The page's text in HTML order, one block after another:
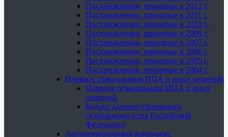
Постановления, принятые в 2012 г.
Постановления, принятые в 2011 г.
Постановления, принятые в 2010 г.
Постановления, принятые в 2009 г.
Постановления, принятые в 2007 г.
Постановления, принятые в 2006 г.
Постановления, принятые в 2005 г.
Постановления, принятые в 2004 г.
Порядок обжалования НПА и иных решений
Порядок обжалования НПА и иных
решений
Кодекс административного
судопроизводства Российской
Федерации
Антимонопольный комплаенс